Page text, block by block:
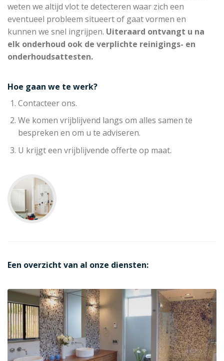
weten we altijd vlot te detecteren waar zich een
eventueel probleem situeert of gaat vormen en
kunnen we snel ingrijpen. Uiteraard ontvangt u na
elk onderhoud ook de verplichte reinigings- en
onderhoudsattesten.
Hoe gaan we te werk?
Contacteer ons.
We komen vrijblijvend langs om alles samen te
bespreken en om u te adviseren.
U krijgt een vrijblijvende offerte op maat.
Een overzicht van al onze diensten: